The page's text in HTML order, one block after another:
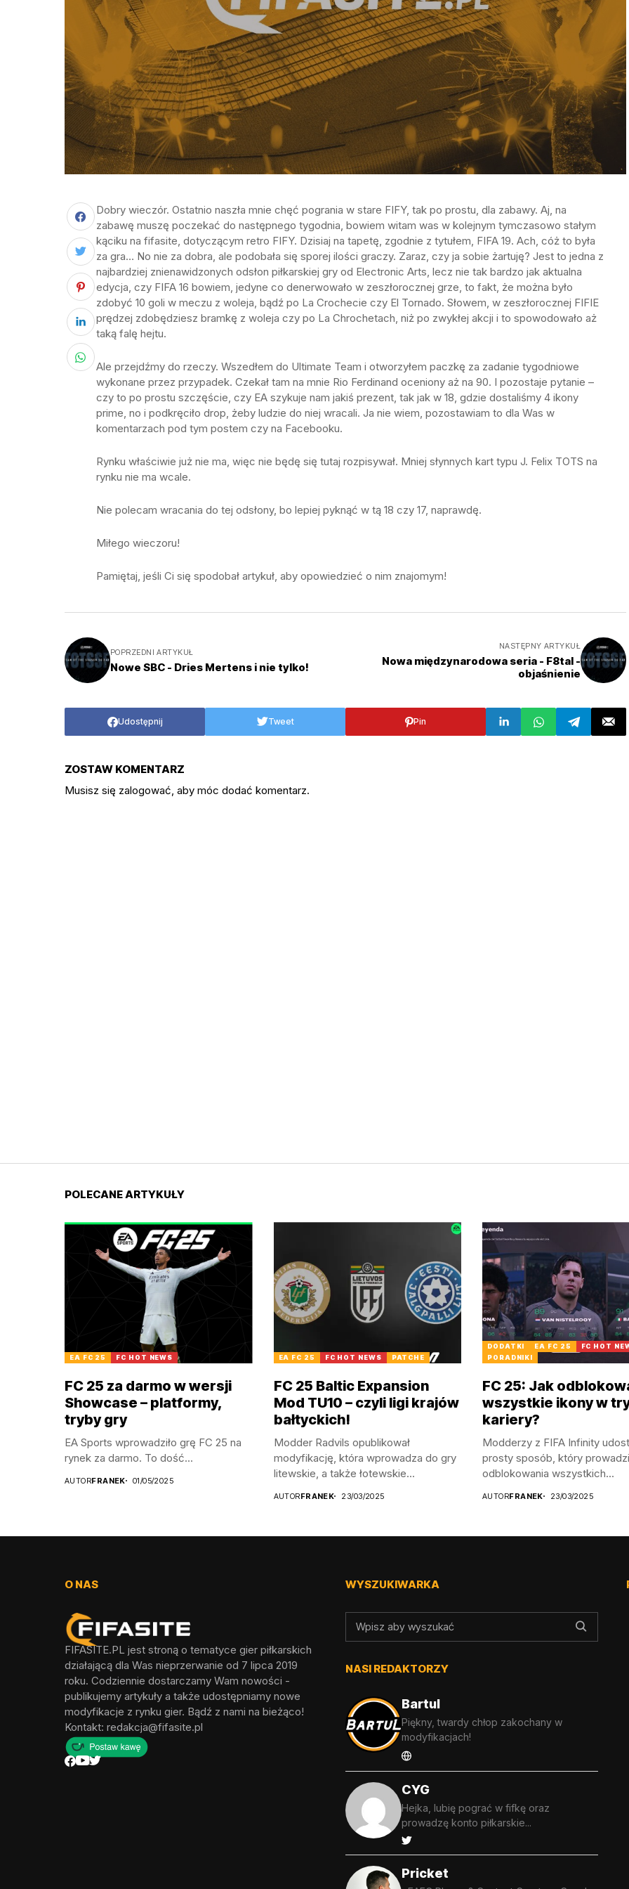
Dobry wieczór. Ostatnio naszła mnie chęć pogrania w stare FIFY, tak po prostu, dla zabawy. Aj, na
zabawę muszę poczekać do następnego tygodnia, bowiem witam was w kolejnym tymczasowo stałym
kąciku na fifasite, dotyczącym retro FIFY. Dzisiaj na tapetę, zgodnie z tytułem, FIFA 19. Ach, cóż to była
za gra… No nie za dobra, ale podobała się sporej ilości graczy. Zaraz, czy ja sobie żartuję? Jest to jedna z
najbardziej znienawidzonych odsłon piłkarskiej gry od Electronic Arts, lecz nie tak bardzo jak aktualna
edycja, czy FIFA 16 bowiem, jedyne co denerwowało w zeszłorocznej grze, to fakt, że można było
zdobyć 10 goli w meczu z woleja, bądź po La Crochecie czy El Tornado. Słowem, w zeszłorocznej FIFIE
prędzej zdobędziesz bramkę z woleja czy po La Chrochetach, niż po zwykłej akcji i to spowodowało aż
taką falę hejtu.
Ale przejdźmy do rzeczy. Wszedłem do Ultimate Team i otworzyłem paczkę za zadanie tygodniowe
wykonane przez przypadek. Czekał tam na mnie Rio Ferdinand oceniony aż na 90. I pozostaje pytanie –
czy to po prostu szczęście, czy EA szykuje nam jakiś prezent, tak jak w 18, gdzie dostaliśmy 4 ikony
prime, no i podkręciło drop, żeby ludzie do niej wracali. Ja nie wiem, pozostawiam to dla Was w
komentarzach pod tym postem czy na Facebooku.
Rynku właściwie już nie ma, więc nie będę się tutaj rozpisywał. Mniej słynnych kart typu J. Felix TOTS na
rynku nie ma wcale.
Nie polecam wracania do tej odsłony, bo lepiej pyknąć w tą 18 czy 17, naprawdę.
Miłego wieczoru!
Pamiętaj, jeśli Ci się spodobał artykuł, aby opowiedzieć o nim znajomym!
POPRZEDNI ARTYKUŁ
Nowe SBC - Dries Mertens i nie tylko!
NASTĘPNY ARTYKUŁ
Nowa międzynarodowa seria - F8tal -
objaśnienie
Udostępnij Tweet Pin
ZOSTAW KOMENTARZ
Musisz się zalogować, aby móc dodać komentarz.
POLECANE ARTYKUŁY
EA FC 25 FC HOT NEWS
FC 25 za darmo w wersji
Showcase – platformy,
tryby gry
EA Sports wprowadziło grę FC 25 na
rynek za darmo. To dość...
AUTORFRANEK 01/05/2025
EA FC 25 FC HOT NEWS PATCHE
FC 25 Baltic Expansion
Mod TU10 – czyli ligi krajów
bałtyckich!
Modder Radvils opublikował
modyfikację, która wprowadza do gry
litewskie, a także łotewskie...
AUTORFRANEK 23/03/2025
DODATKI EA FC 25
FC HOT
PORADNIKI
FC 25: Jak
wszystkie ikony w
kariery?
Modderzy z FIFA Infinity
prosty sposób, który
odblokowania wszystkich...
AUTORFRANEK 23/03/2025
O NAS
FIFASITE.PL jest stroną o tematyce gier piłkarskich
działającą dla Was nieprzerwanie od 7 lipca 2019
roku. Codziennie dostarczamy Wam nowości -
publikujemy artykuły a także udostępniamy nowe
modyfikacje z rynku gier. Bądź z nami na bieżąco!
Kontakt: redakcja@fifasite.pl
WYSZUKIWARKA
NASI REDAKTORZY
Bartul
Piękny, twardy chłop zakochany w
modyfikacjach!
CYG
Hejka, lubię pograć w fifkę oraz
prowadzę konto piłkarskie...
Pricket